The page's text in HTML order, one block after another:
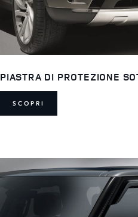
PIASTRA DI PROTEZIONE
SCOPRI